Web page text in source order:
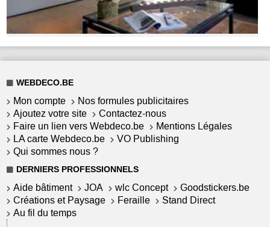
WEBDECO.BE
Mon compte
Nos formules publicitaires
Ajoutez votre site
Contactez-nous
Faire un lien vers Webdeco.be
Mentions Légales
LA carte Webdeco.be
VO Publishing
Qui sommes nous ?
DERNIERS PROFESSIONNELS
Aide bâtiment JOA wlc Concept
Goodstickers.be
Créations et Paysage
Feraille
Stand Direct
Au fil du temps